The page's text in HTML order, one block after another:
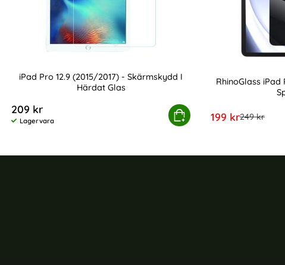
iPad Pro 12.9 (2015/2017) - Skärmskydd I
Härdat Glas
209 kr
Tillgänglighet:
Lagervara
Köp
iPad Pro 12.9 (2015/2017) - Skärmskydd I Härdat
RhinoGlass iPad
rea pris
199 krtidigare pris
249 kr ,